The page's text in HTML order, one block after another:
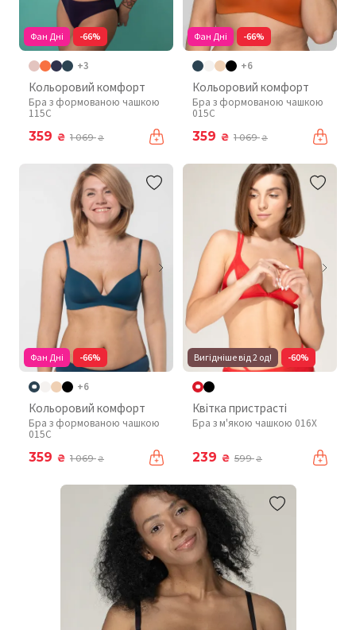
Фан Дні -66%
+3
Кольоровий комфорт
Бра з формованою чашкою
115C
359 ₴ 1 069₴
Фан Дні -66%
+6
Кольоровий комфорт
Бра з формованою чашкою
015C
359 ₴ 1 069₴
Фан Дні -66%
+6
Кольоровий комфорт
Бра з формованою чашкою
015C
359 ₴ 1 069₴
Вигідніше від 2 од! -60%
Квітка пристрасті
Бра з м'якою чашкою 016X
239 ₴ 599₴